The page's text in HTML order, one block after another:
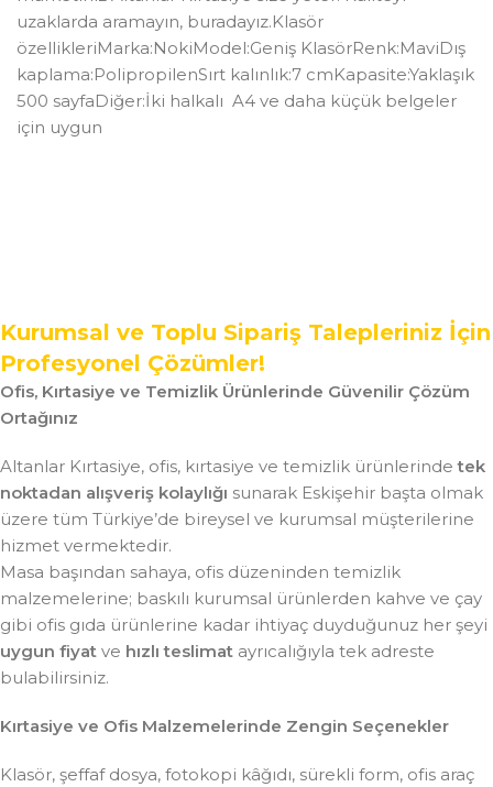
uzaklarda aramayın, buradayız.Klasör
özellikleriMarka:NokiModel:Geniş KlasörRenk:MaviDış
kaplama:PolipropilenSırt kalınlık:7 cmKapasite:Yaklaşık
500 sayfaDiğer:İki halkalı A4 ve daha küçük belgeler
için uygun
Kurumsal ve Toplu Sipariş Talepleriniz İçin
Profesyonel Çözümler!
Ofis, Kırtasiye ve Temizlik Ürünlerinde Güvenilir Çözüm
Ortağınız
Altanlar Kırtasiye, ofis, kırtasiye ve temizlik ürünlerindetek
noktadan alışveriş kolaylığı sunarak Eskişehir başta olmak
üzere tüm Türkiye’de bireysel ve kurumsal müşterilerine
hizmet vermektedir.
Masa başından sahaya, ofis düzeninden temizlik
malzemelerine; baskılı kurumsal ürünlerden kahve ve çay
gibi ofis gıda ürünlerine kadar ihtiyaç duyduğunuz her şeyi
uygun fiyat ve hızlı teslimat ayrıcalığıyla tek adreste
bulabilirsiniz.
Kırtasiye ve Ofis Malzemelerinde Zengin Seçenekler
Klasör, şeffaf dosya, fotokopi kâğıdı, sürekli form, ofis araç